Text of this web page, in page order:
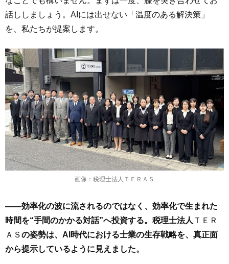
話ししましょう。AIには出せない「温度のある解決策」
を、私たちが提案します。
画像：税理士法人ＴＥＲＡＳ
――効率化の波に流されるのではなく、効率化で生まれた
時間を“手間のかかる対話”へ投資する。税理士法人 ＴＥＲ
ＡＳの姿勢は、AI時代における士業の生存戦略を、真正面
から提示しているように見えました。